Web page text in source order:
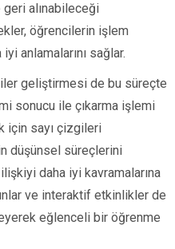
geri alınabileceği
öğrencilerin işlem
anlamalarını sağlar.
geliştirmesi de bu süreçte
sonucu ile çıkarma işlemi
için sayı çizgileri
düşünsel süreçlerini
ilişkiyi daha iyi kavramalarına
ve interaktif etkinlikler de
eğlenceli bir öğrenme